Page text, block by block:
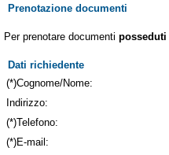
Prenotazione documenti
Per prenotare documenti posseduti
Dati richiedente
(*)Cognome/Nome:
Indirizzo:
(*)Telefono:
(*)E-mail: